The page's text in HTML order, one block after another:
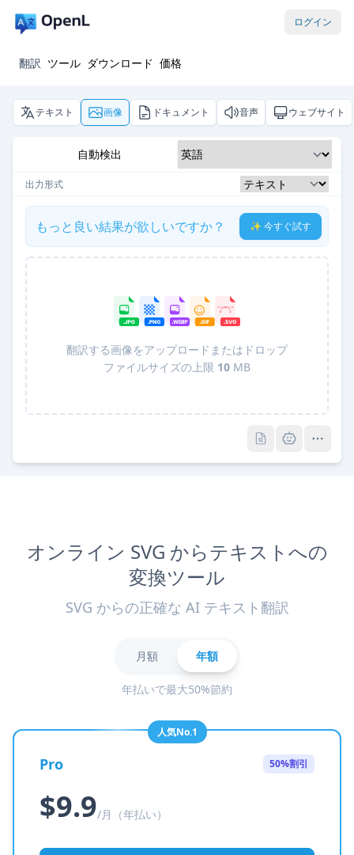
ログイン
翻訳 ツール ダウンロード 価格
テキスト 画像 ドキュメント 音声 ウェブサイト
自動検出
出力形式
もっと良い結果が欲しいですか？ ✨ 今すぐ試す
翻訳する画像をアップロードまたはドロップ
ファイルサイズの上限 10 MB
オンライン SVG からテキストへの
変換ツール
SVG からの正確な AI テキスト翻訳
月額 年額
年払いで最大50%節約
人気No.1
Pro 50%割引
$9.9/月（年払い）